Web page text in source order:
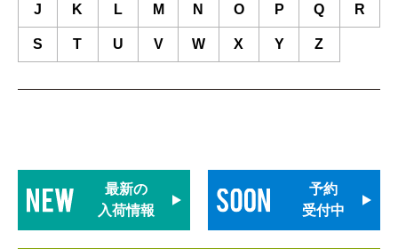
J K L M N O P Q R
S T U V W X Y Z
最新の
入荷情報
予約
受付中